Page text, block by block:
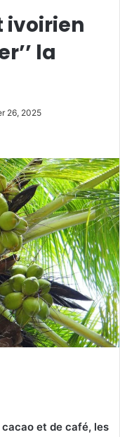
ivoirien
la
26, 2025
et de café, les